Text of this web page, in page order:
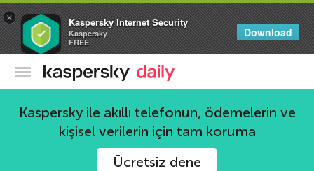
× Kaspersky Internet Security
Kaspersky
FREE
Download
Kaspersky Resmi Blogu
Kaspersky ile akıllı telefonun, ödemelerin ve
kişisel verilerin için tam koruma
Ücretsiz dene